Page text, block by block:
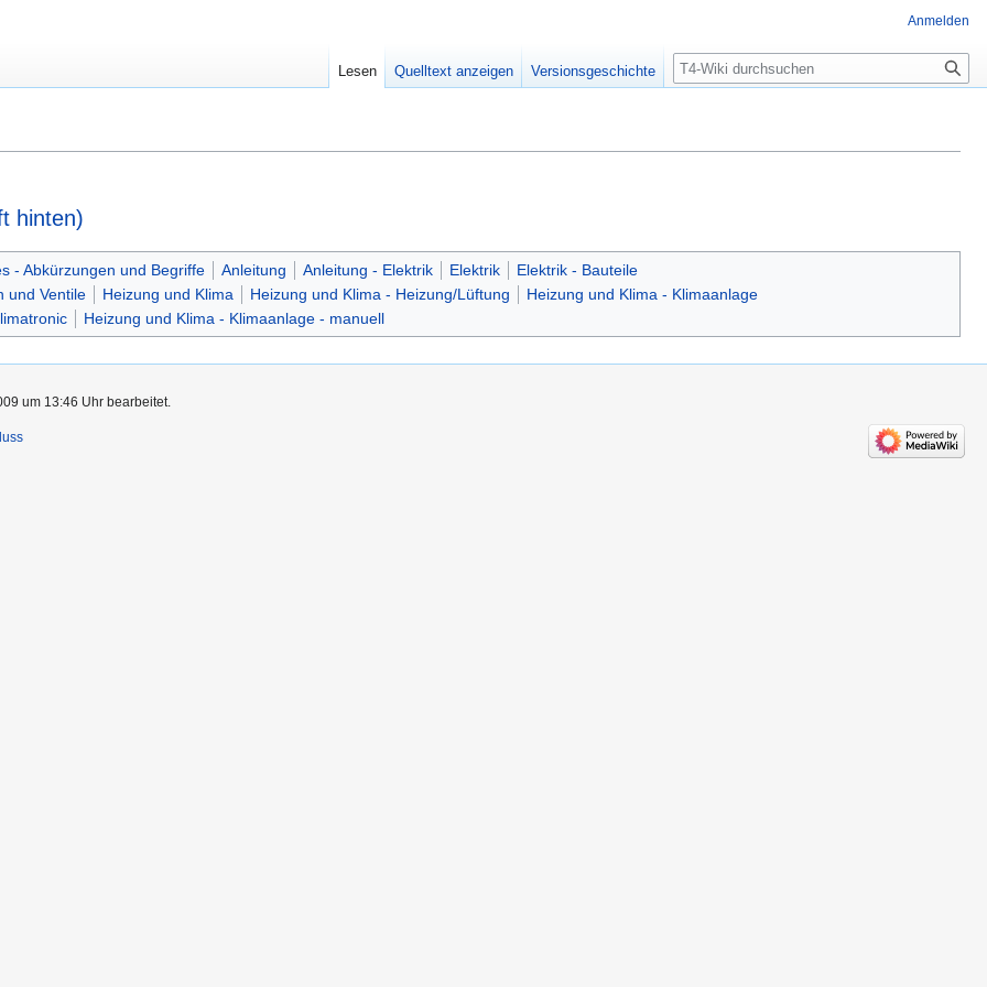
hinten)
- Abkürzungen und Begriffe Anleitung Anleitung - Elektrik Elektrik
Elektrik - Bauteile
und Ventile
Heizung und Klima Heizung und Klima - Heizung/Lüftung
Heizung und Klima - Klimaanlage
Heizung und Klima - Klimaanlage - manuell
Anmelden
Lesen Quelltext anzeigen Versionsgeschichte Suche
um 13:46 Uhr bearbeitet.